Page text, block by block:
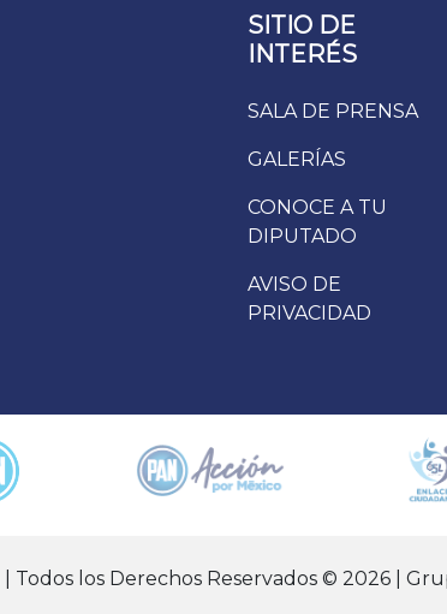
SITIO DE
INTERÉS
SALA DE PRENSA
GALERÍAS
CONOCE A TU
DIPUTADO
AVISO DE
PRIVACIDAD
Todos los Derechos Reservados © 2026 |